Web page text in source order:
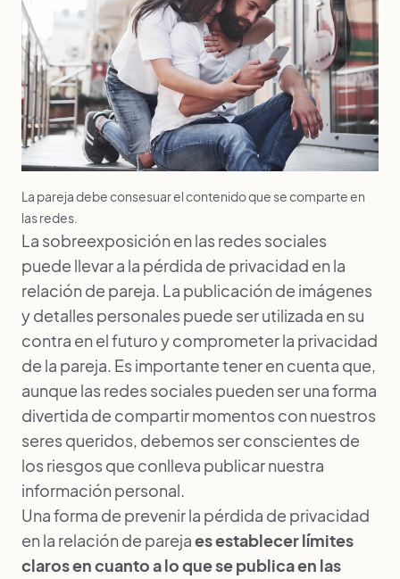
La pareja debe consesuar el contenido que se comparte en
las redes.
La sobreexposición en las redes sociales
puede llevar a la pérdida de privacidad en la
relación de pareja. La publicación de imágenes
y detalles personales puede ser utilizada en su
contra en el futuro y comprometer la privacidad
de la pareja. Es importante tener en cuenta que,
aunque las redes sociales pueden ser una forma
divertida de compartir momentos con nuestros
seres queridos, debemos ser conscientes de
los riesgos que conlleva publicar nuestra
información personal.
Una forma de prevenir la pérdida de privacidad
en la relación de parejaes establecer límites
claros en cuanto a lo que se publica en las